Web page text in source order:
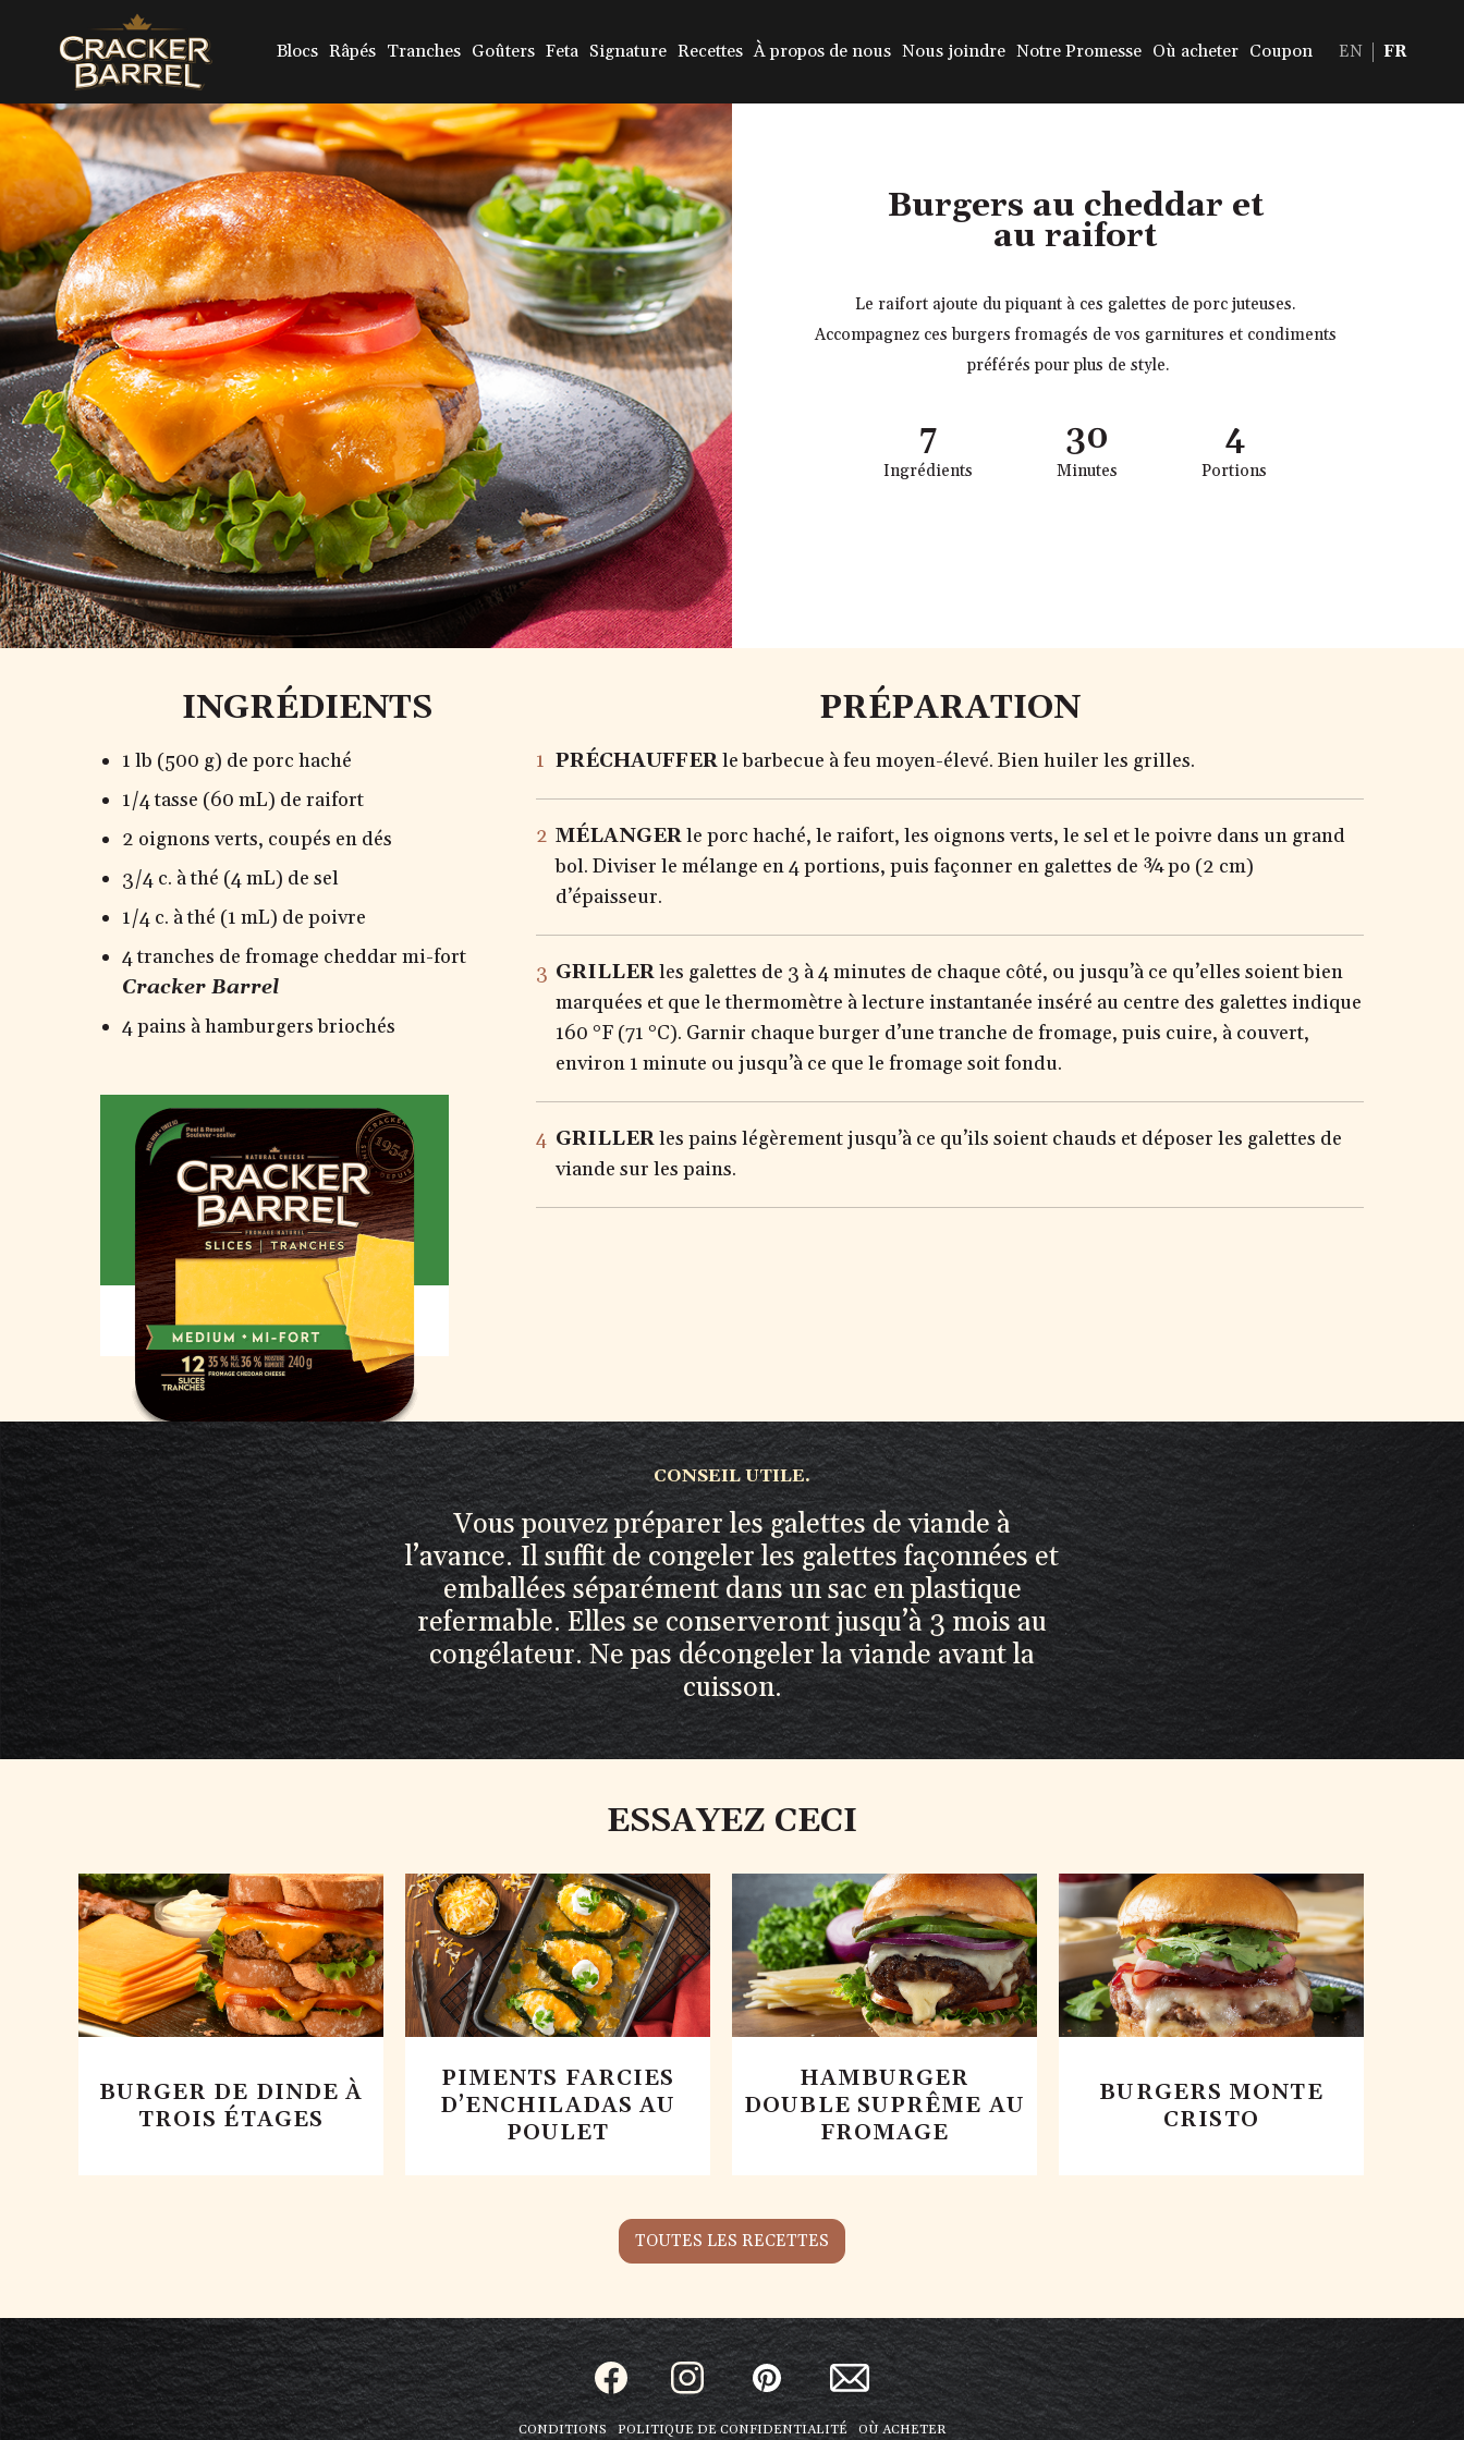
Blocs Râpés Tranches Goûters Feta Signature Recettes À propos de nous Nous joindre Notre Promesse Où acheter Coupon EN FR
Burgers au cheddar et
au raifort
Le raifort ajoute du piquant à ces galettes de porc juteuses.
Accompagnez ces burgers fromagés de vos garnitures et condiments
préférés pour plus de style.
7
Ingrédients
30
Minutes
4
Portions
INGRÉDIENTS
1 lb (500 g) de porc haché
1/4 tasse (60 mL) de raifort
2 oignons verts, coupés en dés
3/4 c. à thé (4 mL) de sel
1/4 c. à thé (1 mL) de poivre
4 tranches de fromage cheddar mi-fort
Cracker Barrel
4 pains à hamburgers briochés
MI-FORT
PRÉPARATION
PRÉCHAUFFERle barbecue à feu moyen-élevé. Bien huiler les grilles.
MÉLANGERle porc haché, le raifort, les oignons verts, le sel et le poivre dans un grand
bol. Diviser le mélange en 4 portions, puis façonner en galettes de ¾ po (2 cm)
d’épaisseur.
GRILLERles galettes de 3 à 4 minutes de chaque côté, ou jusqu’à ce qu’elles soient bien
marquées et que le thermomètre à lecture instantanée inséré au centre des galettes indique
160 °F (71 °C). Garnir chaque burger d’une tranche de fromage, puis cuire, à couvert,
environ 1 minute ou jusqu’à ce que le fromage soit fondu.
GRILLERles pains légèrement jusqu’à ce qu’ils soient chauds et déposer les galettes de
viande sur les pains.
CONSEIL UTILE.
Vous pouvez préparer les galettes de viande à
l’avance. Il suffit de congeler les galettes façonnées et
emballées séparément dans un sac en plastique
refermable. Elles se conserveront jusqu’à 3 mois au
congélateur. Ne pas décongeler la viande avant la
cuisson.
ESSAYEZ CECI
BURGER DE DINDE À
TROIS ÉTAGES
PIMENTS FARCIES
D’ENCHILADAS AU
POULET
HAMBURGER
DOUBLE SUPRÊME AU
FROMAGE
BURGERS MONTE
CRISTO
TOUTES LES RECETTES
CONDITIONS POLITIQUE DE CONFIDENTIALITÉ OÙ ACHETER